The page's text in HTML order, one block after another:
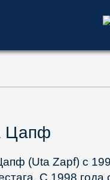
Цапф
(Uta Zapf) с
С 1998